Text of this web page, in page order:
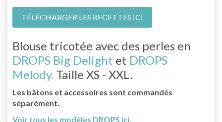
TÉLÉCHARGER LES RECETTES ICI
Blouse tricotée avec des perles en
DROPS Big Delight et DROPS
Melody. Taille XS - XXL.
Les bâtons et accessoires sont commandés
séparément.
Voir tous les modèles DROPS ici.